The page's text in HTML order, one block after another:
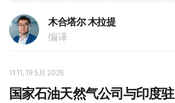
木合塔尔 木拉提
编译
11:11, 19 5月 2026
国家石油天然气公司与印度